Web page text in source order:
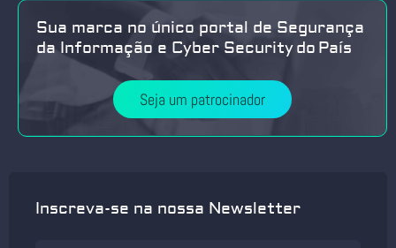
Sua marca no único portal de Segurança
da Informação e Cyber Security do País
Seja um patrocinador
Inscreva-se na nossa Newsletter